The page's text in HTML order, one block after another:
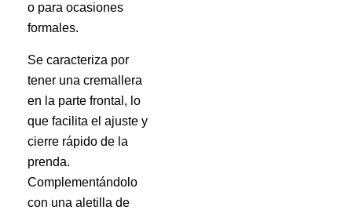
o para ocasiones
formales.
Se caracteriza por
tener una cremallera
en la parte frontal, lo
que facilita el ajuste y
cierre rápido de la
prenda.
Complementándolo
con una aletilla de